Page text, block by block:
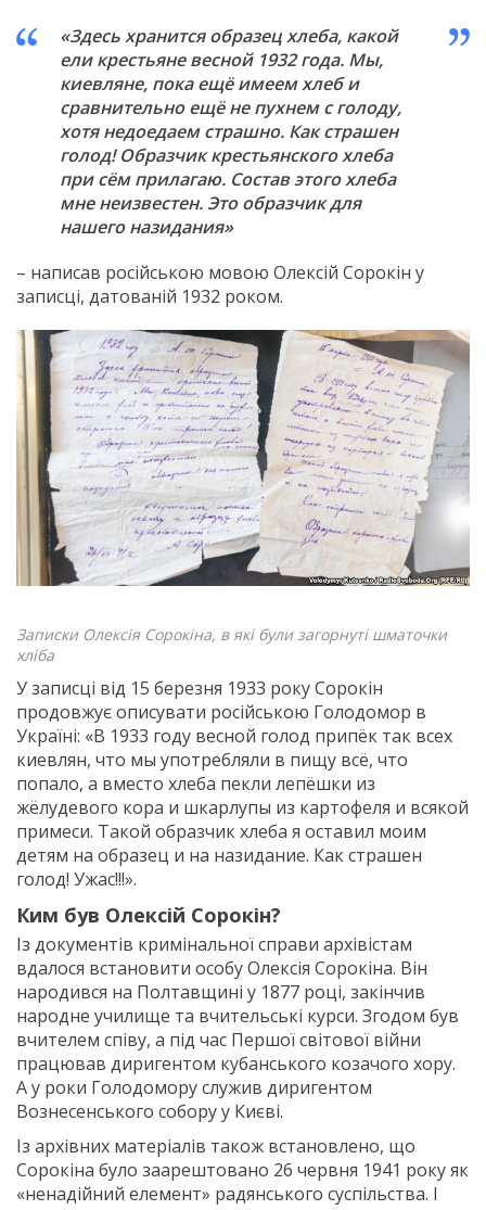
«Здесь хранится образец хлеба, какой
ели крестьяне весной 1932 года. Мы,
киевляне, пока ещё имеем хлеб и
сравнительно ещё не пухнем с голоду,
хотя недоедаем страшно. Как страшен
голод! Образчик крестьянского хлеба
при сём прилагаю. Состав этого хлеба
мне неизвестен. Это образчик для
нашего назидания»
– написав російською мовою Олексій Сорокін у
записці, датованій 1932 роком.
Записки Олексія Сорокіна, в які були загорнуті шматочки
хліба
У записці від 15 березня 1933 року Сорокін
продовжує описувати російською Голодомор в
Україні: «В 1933 году весной голод припёк так всех
киевлян, что мы употребляли в пищу всё, что
попало, а вместо хлеба пекли лепёшки из
жёлудевого кора и шкарлупы из картофеля и всякой
примеси. Такой образчик хлеба я оставил моим
детям на образец и на назидание. Как страшен
голод! Ужас!!!».
Ким був Олексій Сорокін?
Із документів кримінальної справи архівістам
вдалося встановити особу Олексія Сорокіна. Він
народився на Полтавщині у 1877 році, закінчив
народне училище та вчительські курси. Згодом був
вчителем співу, а під час Першої світової війни
працював диригентом кубанського козачого хору.
А у роки Голодомору служив диригентом
Вознесенського собору у Києві.
Із архівних матеріалів також встановлено, що
Сорокіна було заарештовано 26 червня 1941 року як
«ненадійний елемент» радянського суспільства. І